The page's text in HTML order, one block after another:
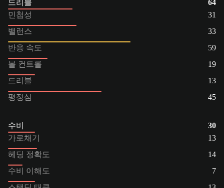
드리블
64
민첩성
31
밸런스
33
반응 속도
59
볼 컨트롤
19
드리블
13
평정심
45
수비
30
가로채기
13
헤딩 정확도
14
수비 이해도
7